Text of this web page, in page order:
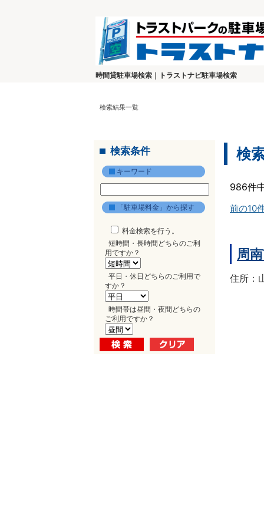
時間貸駐車場検索｜トラストナビ駐車場検索
検索結果一覧
検索条件
キーワード
「駐車場料金」から探す
料金検索を行う。
短時間・長時間どちらのご利
用ですか？
平日・休日どちらのご利用で
すか？
時間帯は昼間・夜間どちらの
ご利用ですか？
検
986件
前の10
周
住所：